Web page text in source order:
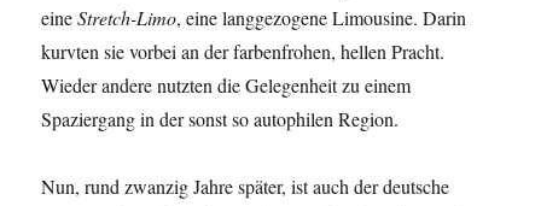
eineStretch-Limo, eine langgezogene Limousine. Darin
kurvten sie vorbei an der farbenfrohen, hellen Pracht.
Wieder andere nutzten die Gelegenheit zu einem
Spaziergang in der sonst so autophilen Region.
Nun, rund zwanzig Jahre später, ist auch der deutsche